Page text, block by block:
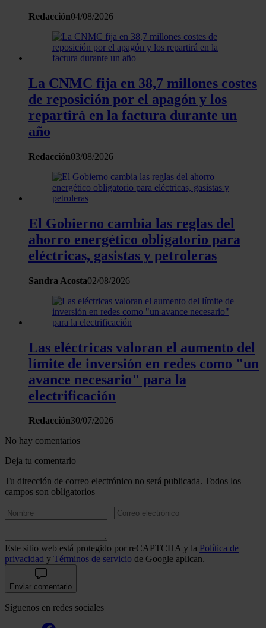
Redacción04/08/2026
La CNMC fija en 38,7 millones costes
de reposición por el apagón y los
repartirá en la factura durante un
año
Redacción03/08/2026
El Gobierno cambia las reglas del
ahorro energético obligatorio para
eléctricas, gasistas y petroleras
Sandra Acosta02/08/2026
Las eléctricas valoran el aumento del
límite de inversión en redes como "un
avance necesario" para la
electrificación
Redacción30/07/2026
No hay comentarios
Deja tu comentario
Tu dirección de correo electrónico no será publicada. Todos los
campos son obligatorios
Este sitio web está protegido por reCAPTCHA y la Política de
privacidad y Términos de servicio de Google aplican.
Enviar comentario
Síguenos en redes sociales